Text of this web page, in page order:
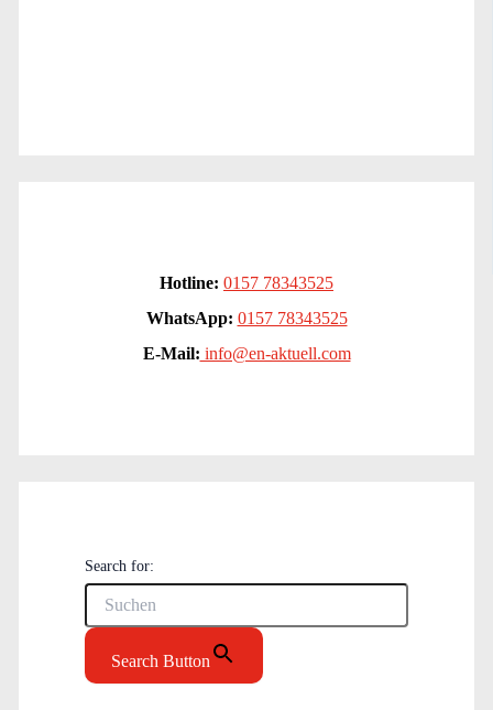
Hotline: 0157 78343525
WhatsApp: 0157 78343525
E-Mail: info@en-aktuell.com
Search for:
Search Button